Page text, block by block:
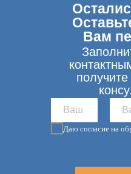
Даю согласие на
Вам